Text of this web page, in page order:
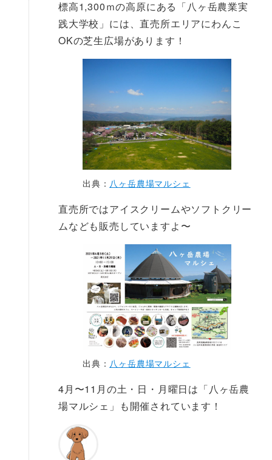
標高1,300ｍの高原にある「八ヶ岳農業実
践大学校」には、直売所エリアにわんこ
OKの芝生広場があります！
出典： 八ヶ岳農場マルシェ
直売所ではアイスクリームやソフトクリー
ムなども販売していますよ〜
出典： 八ヶ岳農場マルシェ
4月〜11月の土・日・月曜日は「八ヶ岳農
場マルシェ」も開催されています！